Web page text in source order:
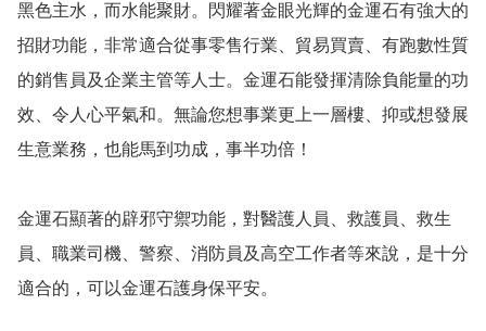
黑色主水，而水能聚財。閃耀著金眼光輝的金運石有強大的
招財功能，非常適合從事零售行業、貿易買賣、有跑數性質
的銷售員及企業主管等人士。金運石能發揮清除負能量的功
效、令人心平氣和。無論您想事業更上一層樓、抑或想發展
生意業務，也能馬到功成，事半功倍！
金運石顯著的辟邪守禦功能，對醫護人員、救護員、救生
員、職業司機、警察、消防員及高空工作者等來說，是十分
適合的，可以金運石護身保平安。